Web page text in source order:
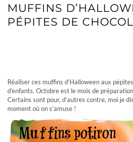
MUFFINS
PÉPITES DE
Réaliser ces muffins d’Halloween aux
d’enfants. Octobre est le mois de
Certains sont pour, d’autres contre, moi je
moment où on s’amuse !